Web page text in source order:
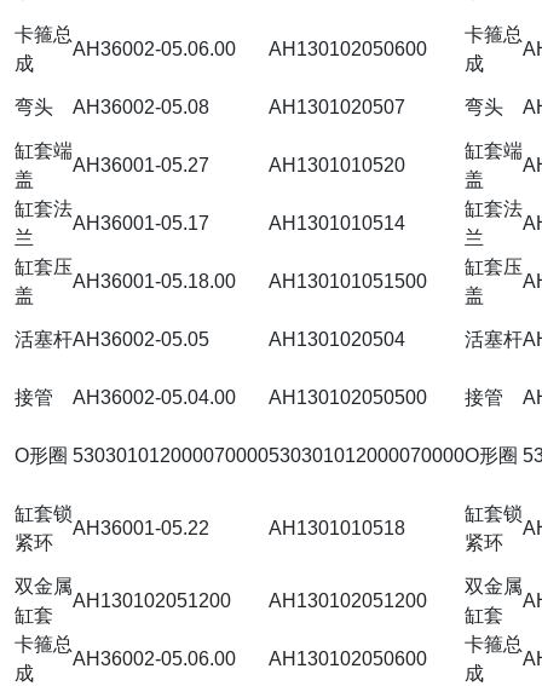
卡箍总
成
AH36002-05.06.00 AH130102050600
卡箍总
成
弯头 AH36002-05.08 AH1301020507 弯头
缸套端
盖
AH36001-05.27 AH1301010520
缸套端
盖
缸套法
兰
AH36001-05.17 AH1301010514
缸套法
兰
缸套压
盖
AH36001-05.18.00 AH130101051500
缸套压
盖
活塞杆AH36002-05.05 AH1301020504 活塞杆
接管 AH36002-05.04.00 AH130102050500 接管
O形圈 530301012000070000530301012000070000O形圈
缸套锁
紧环
AH36001-05.22 AH1301010518
缸套锁
紧环
双金属
缸套
AH130102051200 AH130102051200
双金属
缸套
卡箍总
成
AH36002-05.06.00 AH130102050600
卡箍总
成